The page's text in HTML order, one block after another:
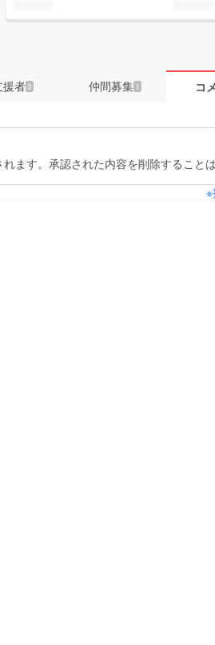
援者3 仲間募集 1 コ
ます。承認された内容を削除することは
※